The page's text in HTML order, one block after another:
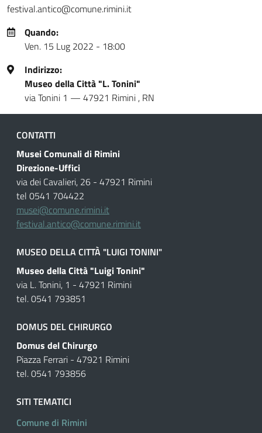
festival.antico@comune.rimini.it
Quando:
Ven. 15 Lug 2022 - 18:00
Indirizzo:
Museo della Città "L. Tonini"
via Tonini 1 — 47921 Rimini , RN
CONTATTI
Musei Comunali di Rimini
Direzione-Uffici
via dei Cavalieri, 26 - 47921 Rimini
tel 0541 704422
musei@comune.rimini.it
festival.antico@comune.rimini.it
MUSEO DELLA CITTÀ "LUIGI TONINI"
Museo della Città "Luigi Tonini"
via L. Tonini, 1 - 47921 Rimini
tel. 0541 793851
DOMUS DEL CHIRURGO
Domus del Chirurgo
Piazza Ferrari - 47921 Rimini
tel. 0541 793856
SITI TEMATICI
Comune di Rimini